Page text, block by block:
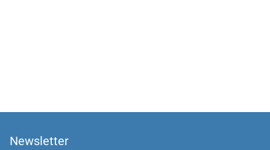
Newsletter